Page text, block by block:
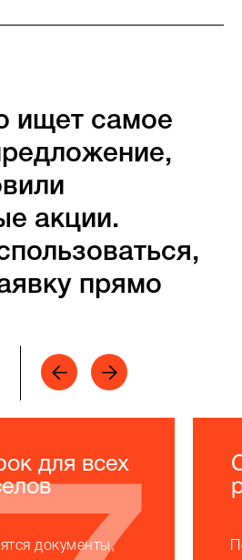
ищет самое
акции.
прямо
для всех
документы,